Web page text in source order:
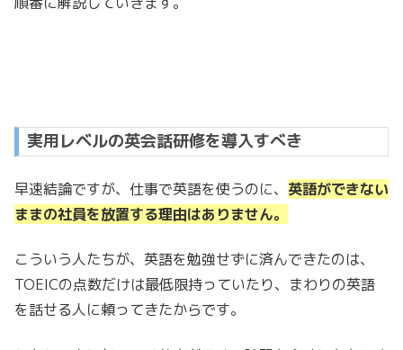
実用レベルの英会話研修を導入すべき
早速結論ですが、仕事で英語を使うのに、 英語ができない
ままの社員を放置する理由はありません。
こういう人たちが、英語を勉強せずに済んできたのは、
TOEICの点数だけは最低限持っていたり、まわりの英語
を話せる人に頼ってきたからです。